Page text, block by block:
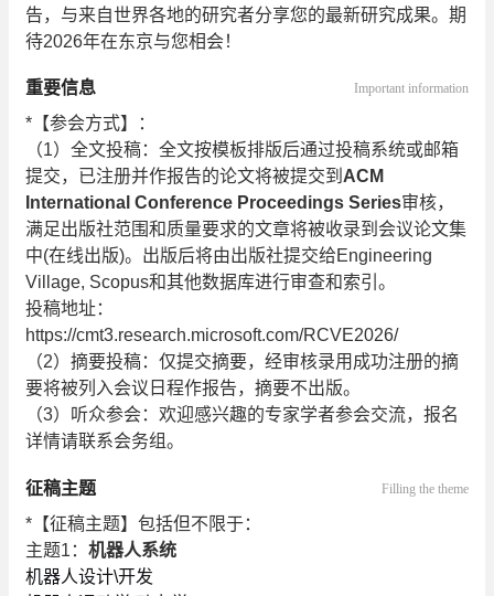
告，与来自世界各地的研究者分享您的最新研究成果。期
待2026年在东京与您相会！
重要信息 Important information
*【参会方式】：
（1）全文投稿：全文按模板排版后通过投稿系统或邮箱
提交，已注册并作报告的论文将被提交到 ACM
International Conference Proceedings Series审核，
满足出版社范围和质量要求的文章将被收录到会议论文集
中(在线出版)。出版后将由出版社提交给Engineering
Village, Scopus和其他数据库进行审查和索引。
投稿地址：
https://cmt3.research.microsoft.com/RCVE2026/
（2）摘要投稿：仅提交摘要，经审核录用成功注册的摘
要将被列入会议日程作报告，摘要不出版。
（3）听众参会：欢迎感兴趣的专家学者参会交流，报名
详情请联系会务组。
征稿主题 Filling the theme
*【征稿主题】包括但不限于：
主题1：机器人系统
机器人设计\开发